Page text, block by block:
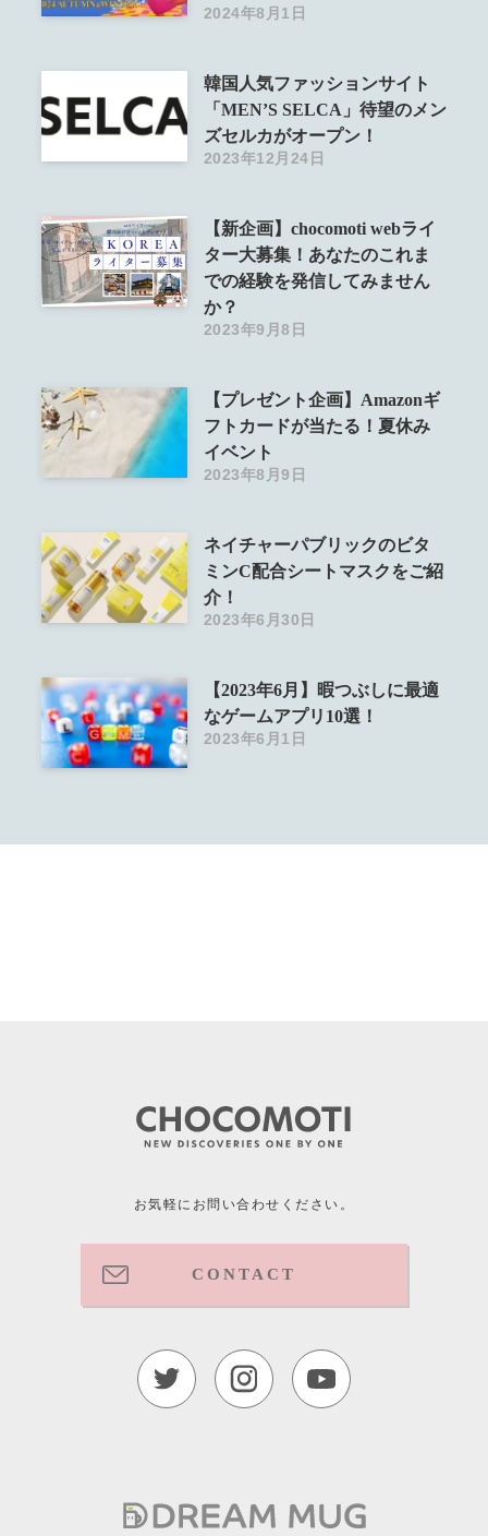
2024年8月1日
韓国人気ファッションサイト
「MEN’S SELCA」待望のメン
ズセルカがオープン！
2023年12月24日
【新企画】chocomoti webライ
ター大募集！あなたのこれま
での経験を発信してみません
か？
2023年9月8日
【プレゼント企画】Amazonギ
フトカードが当たる！夏休み
イベント
2023年8月9日
ネイチャーパブリックのビタ
ミンC配合シートマスクをご紹
介！
2023年6月30日
【2023年6月】暇つぶしに最適
なゲームアプリ10選！
2023年6月1日
お気軽にお問い合わせください。
CONTACT